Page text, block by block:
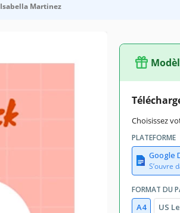
Isabella Martinez
Choisissez
PLATEFORME
Google
S’ouvre
FORMAT DU
A4 US